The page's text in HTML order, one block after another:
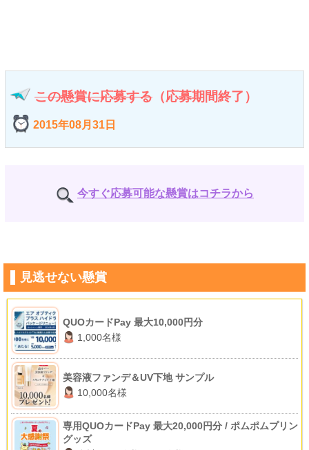
この懸賞に応募する （応募期間終了）
2015年08月31日
今すぐ応募可能な懸賞はコチラから
見逃せない懸賞
QUOカードPay 最大10,000円分
1,000名様
美容液ファンデ＆UV下地 サンプル
10,000名様
専用QUOカードPay 最大20,000円分 / ポムポムプリン
グッズ